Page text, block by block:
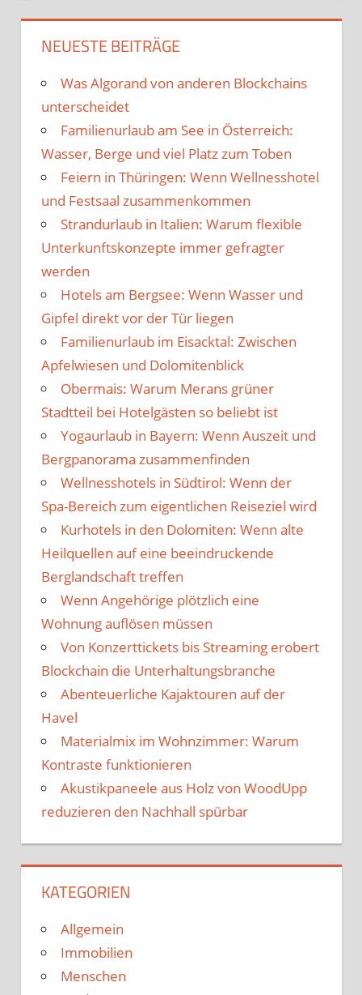
NEUESTE BEITRÄGE
Was Algorand von anderen Blockchains
unterscheidet
Familienurlaub am See in Österreich:
Wasser, Berge und viel Platz zum Toben
Feiern in Thüringen: Wenn Wellnesshotel
und Festsaal zusammenkommen
Strandurlaub in Italien: Warum flexible
Unterkunftskonzepte immer gefragter
werden
Hotels am Bergsee: Wenn Wasser und
Gipfel direkt vor der Tür liegen
Familienurlaub im Eisacktal: Zwischen
Apfelwiesen und Dolomitenblick
Obermais: Warum Merans grüner
Stadtteil bei Hotelgästen so beliebt ist
Yogaurlaub in Bayern: Wenn Auszeit und
Bergpanorama zusammenfinden
Wellnesshotels in Südtirol: Wenn der
Spa-Bereich zum eigentlichen Reiseziel wird
Kurhotels in den Dolomiten: Wenn alte
Heilquellen auf eine beeindruckende
Berglandschaft treffen
Wenn Angehörige plötzlich eine
Wohnung auflösen müssen
Von Konzerttickets bis Streaming erobert
Blockchain die Unterhaltungsbranche
Abenteuerliche Kajaktouren auf der
Havel
Materialmix im Wohnzimmer: Warum
Kontraste funktionieren
Akustikpaneele aus Holz von WoodUpp
reduzieren den Nachhall spürbar
KATEGORIEN
Allgemein
Immobilien
Menschen